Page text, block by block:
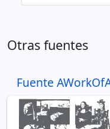
Otras fuentes
Fuente